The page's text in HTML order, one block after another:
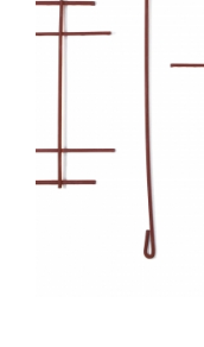
Аренда
и Ленинградской